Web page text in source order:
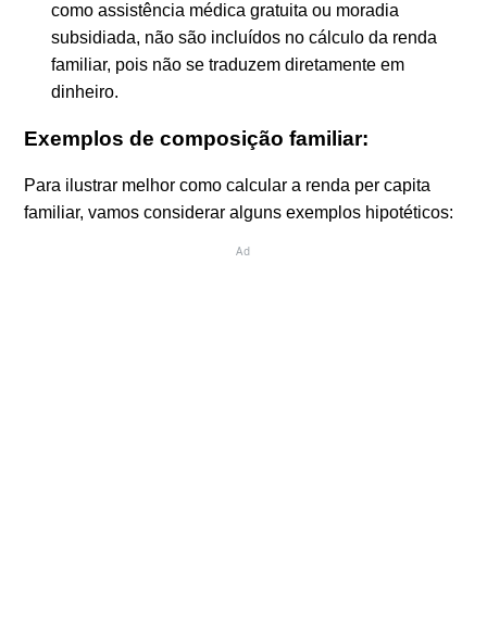
como assistência médica gratuita ou moradia
subsidiada, não são incluídos no cálculo da renda
familiar, pois não se traduzem diretamente em
dinheiro.
Exemplos de composição familiar:
Para ilustrar melhor como calcular a renda per capita
familiar, vamos considerar alguns exemplos hipotéticos:
Ad